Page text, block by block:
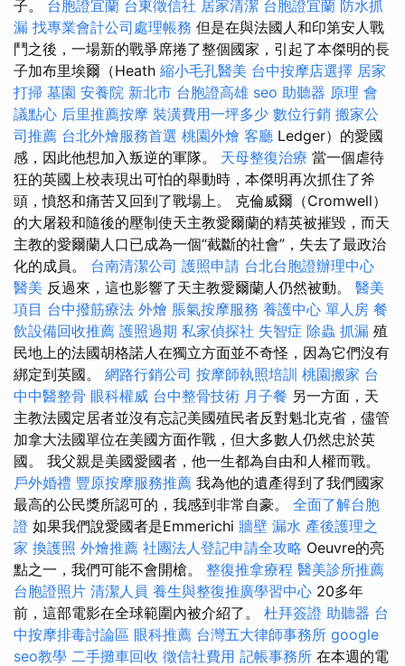
子。 台胞證宜蘭 台東徵信社 居家清潔 台胞證宜蘭 防水抓
漏 找專業會計公司處理帳務 但是在與法國人和印第安人戰
鬥之後，一場新的戰爭席捲了整個國家，引起了本傑明的長
子加布里埃爾（Heath 縮小毛孔醫美 台中按摩店選擇 居家
打掃 墓園 安養院 新北市 台胞證高雄 seo 助聽器 原理 會
議點心 后里推薦按摩 裝潢費用一坪多少 數位行銷 搬家公
司推薦 台北外燴服務首選 桃園外燴 客廳 Ledger）的愛國
感，因此他想加入叛逆的軍隊。 天母整復治療 當一個虐待
狂的英國上校表現出可怕的舉動時，本傑明再次抓住了斧
頭，憤怒和痛苦又回到了戰場上。 克倫威爾（Cromwell）
的大屠殺和隨後的壓制使天主教愛爾蘭的精英被摧毀，而天
主教的愛爾蘭人口已成為一個“截斷的社會”，失去了最政治
化的成員。 台南清潔公司 護照申請 台北台胞證辦理中心
醫美 反過來，這也影響了天主教愛爾蘭人仍​​然被動。 醫美
項目 台中撥筋療法 外燴 脹氣按摩服務 養護中心 單人房 餐
飲設備回收推薦 護照過期 私家偵探社 失智症 除蟲 抓漏 殖
民地上的法國胡格諾人在獨立方面並不奇怪，因為它們沒有
綁定到英國。 網路行銷公司 按摩師執照培訓 桃園搬家 台
中中醫整骨 眼科權威 台中整骨技術 月子餐 另一方面，天
主教法國定居者並沒有忘記美國殖民者反對魁北克省，儘管
加拿大法國單位在美國方面作戰，但大多數人仍然忠於英
國。 我父親是美國愛國者，他一生都為自由和人權而戰。
戶外婚禮 豐原按摩服務推薦 我為他的遺產得到了我們國家
最高的公民獎所認可的，我感到非常自豪。 全面了解台胞
證 如果我們說愛國者是Emmerichi 牆壁 漏水 產後護理之
家 換護照 外燴推薦 社團法人登記申請全攻略 Oeuvre的亮
點之一，我們可能不會開槍。 整復推拿療程 醫美診所推薦
台胞證照片 清潔人員 養生與整復推廣學習中心 20多年
前，這部電影在全球範圍內被介紹了。 杜拜簽證 助聽器 台
中按摩排毒討論區 眼科推薦 台灣五大律師事務所 google
seo教學 二手攤車回收 徵信社費用 記帳事務所 在本週的電